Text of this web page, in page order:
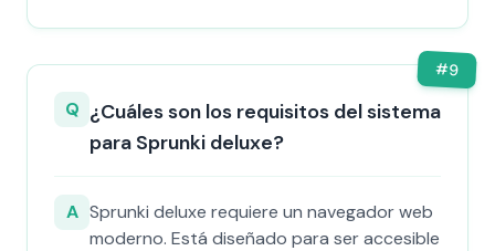
#9
Q ¿Cuáles son los requisitos del sistema
para Sprunki deluxe?
A Sprunki deluxe requiere un navegador web
moderno. Está diseñado para ser accesible